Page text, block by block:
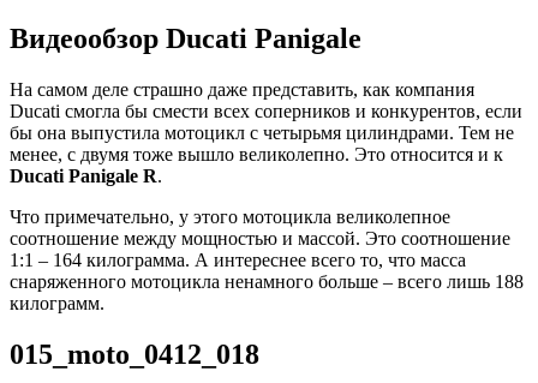
Видеообзор Ducati Panigale
На самом деле страшно даже представить, как компания
Ducati смогла бы смести всех соперников и конкурентов, если
бы она выпустила мотоцикл с четырьмя цилиндрами. Тем не
менее, с двумя тоже вышло великолепно. Это относится и к
Ducati Panigale R.
Что примечательно, у этого мотоцикла великолепное
соотношение между мощностью и массой. Это соотношение
1:1 – 164 килограмма. А интереснее всего то, что масса
снаряженного мотоцикла ненамного больше – всего лишь 188
килограмм.
015_moto_0412_018